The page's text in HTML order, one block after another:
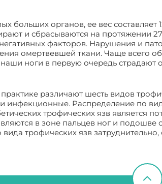
больших органов, ее вес
и сбрасываются на протяжении
факторов. Нарушения и
омертвевшей ткани. Чаще всего
ноги в первую очередь страдают
различают шесть видов
инфекционные. Распределение по
трофических язв является
в зоне пальцев ног и подошве
вида трофических язв